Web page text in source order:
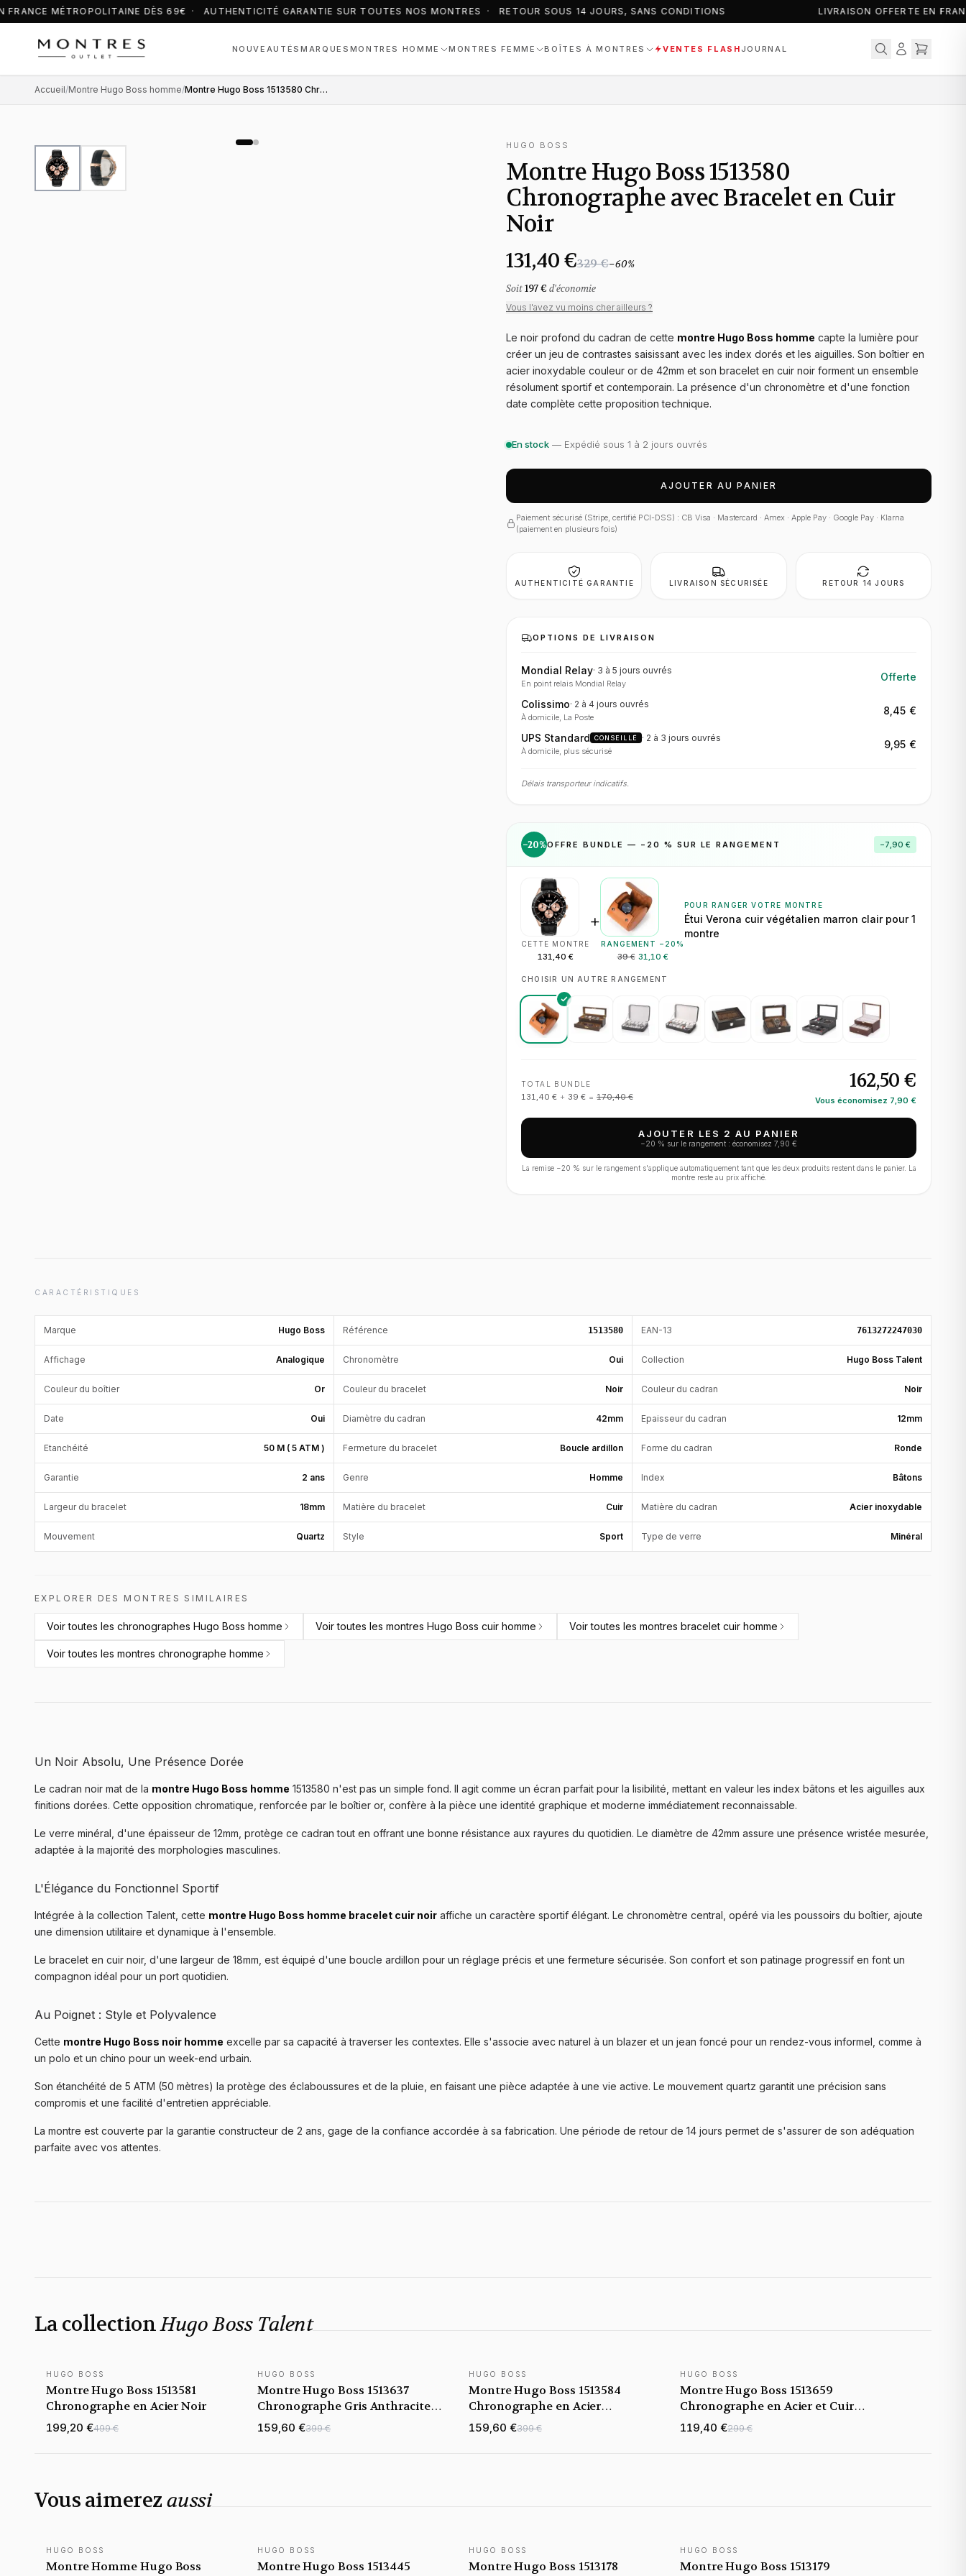
MÉTROPOLITAINE DÈS 69€ · AUTHENTICITÉ GARANTIE SUR TOUTES NOS MONTRES · RETOUR SOUS 14 JOURS, SANS CONDITIONS LIVRAISON OFFERTE EN
NOUVEAUTÉSMARQUES MONTRES HOMME MONTRES FEMME BOÎTES À MONTRES VENTES FLASH JOURNAL
Accueil/Montre Hugo Boss homme/ Montre Hugo Boss 1513580 Chronographe avec Bracelet en Cuir Noir
HUGO BOSS
Montre Hugo Boss 1513580
Chronographe avec Bracelet en Cuir
Noir
131,40 €329 €−60%
Soit197 € d'économie
Vous l'avez vu moins cher ailleurs ?
Le noir profond du cadran de cette montre Hugo Boss homme capte la lumière pour
créer un jeu de contrastes saisissant avec les index dorés et les aiguilles. Son boîtier en
acier inoxydable couleur or de 42mm et son bracelet en cuir noir forment un ensemble
résolument sportif et contemporain. La présence d'un chronomètre et d'une fonction
date complète cette proposition technique.
En stock — Expédié sous 1 à 2 jours ouvrés
AJOUTER AU PANIER
Paiement sécurisé (Stripe, certifié PCI-DSS) : CB Visa · Mastercard · Amex · Apple Pay · Google Pay · Klarna
(paiement en plusieurs fois)
AUTHENTICITÉ GARANTIE LIVRAISON SÉCURISÉE RETOUR 14 JOURS
OPTIONS DE LIVRAISON
Mondial Relay· 3 à 5 jours ouvrés
En point relais Mondial Relay
Offerte
Colissimo· 2 à 4 jours ouvrés
À domicile, La Poste
8,45 €
UPS Standard CONSEILLÉ · 2 à 3 jours ouvrés
À domicile, plus sécurisé
9,95 €
Délais transporteur indicatifs.
−20%OFFRE BUNDLE — − 20 % SUR LE RANGEMENT −7,90 €
CETTE MONTRE
131,40 €
+
RANGEMENT − 20 %
39 € 31,10 €
POUR RANGER VOTRE MONTRE
Étui Verona cuir végétalien marron clair pour 1
montre
CHOISIR UN AUTRE RANGEMENT
TOTAL BUNDLE
131,40 € + 39 € = 170,40 €
162,50 €
Vous économisez 7,90 €
AJOUTER LES 2 AU PANIER
−20 % sur le rangement : économisez 7,90 €
La remise −20 % sur le rangement s'applique automatiquement tant que les deux produits restent dans le panier. La
montre reste au prix affiché.
CARACTÉRISTIQUES
Marque Hugo Boss Référence 1513580 EAN-13 7613272247030
Affichage Analogique Chronomètre Oui Collection Hugo Boss Talent
Couleur du boîtier Or Couleur du bracelet Noir Couleur du cadran Noir
Date Oui Diamètre du cadran 42mm Epaisseur du cadran 12mm
Etanchéité 50 M ( 5 ATM ) Fermeture du bracelet Boucle ardillon Forme du cadran Ronde
Garantie 2 ans Genre Homme Index Bâtons
Largeur du bracelet 18mm Matière du bracelet Cuir Matière du cadran Acier inoxydable
Mouvement Quartz Style Sport Type de verre Minéral
EXPLORER DES MONTRES SIMILAIRES
Voir toutes les chronographes Hugo Boss homme Voir toutes les montres Hugo Boss cuir homme Voir toutes les montres bracelet cuir homme
Voir toutes les montres chronographe homme
Un Noir Absolu, Une Présence Dorée
Le cadran noir mat de la montre Hugo Boss homme 1513580 n'est pas un simple fond. Il agit comme un écran parfait pour la lisibilité, mettant en valeur les index bâtons et les aiguilles aux
finitions dorées. Cette opposition chromatique, renforcée par le boîtier or, confère à la pièce une identité graphique et moderne immédiatement reconnaissable.
Le verre minéral, d'une épaisseur de 12mm, protège ce cadran tout en offrant une bonne résistance aux rayures du quotidien. Le diamètre de 42mm assure une présence wristée mesurée,
adaptée à la majorité des morphologies masculines.
L'Élégance du Fonctionnel Sportif
Intégrée à la collection Talent, cette montre Hugo Boss homme bracelet cuir noir affiche un caractère sportif élégant. Le chronomètre central, opéré via les poussoirs du boîtier, ajoute
une dimension utilitaire et dynamique à l'ensemble.
Le bracelet en cuir noir, d'une largeur de 18mm, est équipé d'une boucle ardillon pour un réglage précis et une fermeture sécurisée. Son confort et son patinage progressif en font un
compagnon idéal pour un port quotidien.
Au Poignet : Style et Polyvalence
Cette montre Hugo Boss noir homme excelle par sa capacité à traverser les contextes. Elle s'associe avec naturel à un blazer et un jean foncé pour un rendez-vous informel, comme à
un polo et un chino pour un week-end urbain.
Son étanchéité de 5 ATM (50 mètres) la protège des éclaboussures et de la pluie, en faisant une pièce adaptée à une vie active. Le mouvement quartz garantit une précision sans
compromis et une facilité d'entretien appréciable.
La montre est couverte par la garantie constructeur de 2 ans, gage de la confiance accordée à sa fabrication. Une période de retour de 14 jours permet de s'assurer de son adéquation
parfaite avec vos attentes.
La collectionHugo Boss Talent
HUGO BOSS
Montre Hugo Boss 1513581
Chronographe en Acier Noir
199,20 €499 €
HUGO BOSS
Montre Hugo Boss 1513637
Chronographe Gris Anthracite
en Acier
159,60 €399 €
HUGO BOSS
Montre Hugo Boss 1513584
Chronographe en Acier
Inoxydable Bi-ton
159,60 €399 €
HUGO BOSS
Montre Hugo Boss 1513659
Chronographe en Acier et Cuir
Noir
119,40 €299 €
Vous aimerezaussi
HUGO BOSS
Montre Homme Hugo Boss
HUGO BOSS
Montre Hugo Boss 1513445
HUGO BOSS
Montre Hugo Boss 1513178
HUGO BOSS
Montre Hugo Boss 1513179